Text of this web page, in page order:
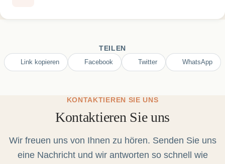
TEILEN
Link kopieren Facebook Twitter WhatsApp
KONTAKTIEREN SIE UNS
Kontaktieren Sie uns
Wir freuen uns von Ihnen zu hören. Senden Sie uns
eine Nachricht und wir antworten so schnell wie